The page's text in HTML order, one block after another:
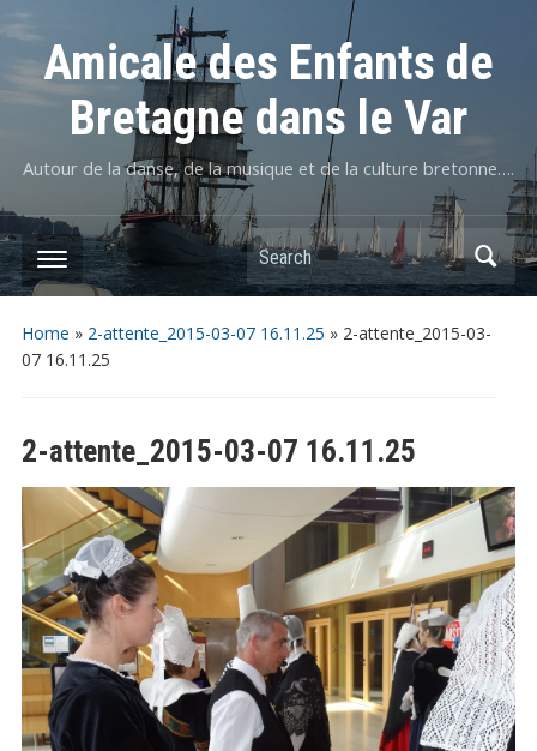
Amicale des Enfants de
Bretagne dans le Var
Autour de la danse, de la musique et de la culture bretonne….
Home » 2-attente_2015-03-07 16.11.25 » 2-attente_2015-03-
07 16.11.25
2-attente_2015-03-07 16.11.25